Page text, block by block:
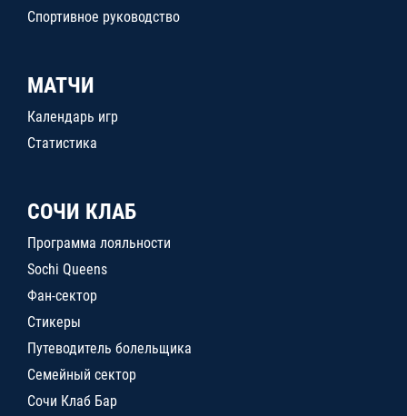
Спортивное руководство
МАТЧИ
Календарь игр
Статистика
СОЧИ КЛАБ
Программа лояльности
Sochi Queens
Фан-сектор
Стикеры
Путеводитель болельщика
Семейный сектор
Сочи Клаб Бар